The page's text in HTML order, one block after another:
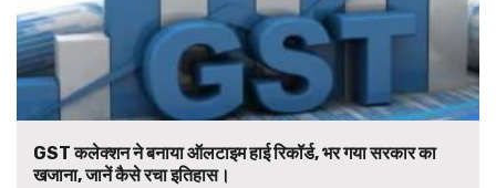
GST कलेक्शन ने बनाया ऑलटाइम हाई रिकॉर्ड, भर गया सरकार का
खजाना, जानें कैसे रचा इतिहास।